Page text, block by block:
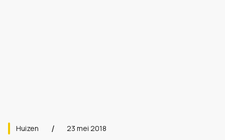
Huizen 23 mei 2018